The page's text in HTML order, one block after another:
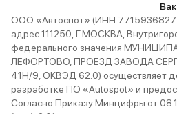
ООО «Автоспот» (ИНН
адрес 111250, Г.МОСКВА,
федерального значения
ЛЕФОРТОВО, ПРОЕЗД ЗАВОДА
41Н/9, ОКВЭД 62.0) осуществляет
разработке ПО «Autospot» и
Согласно Приказу Минцифры от